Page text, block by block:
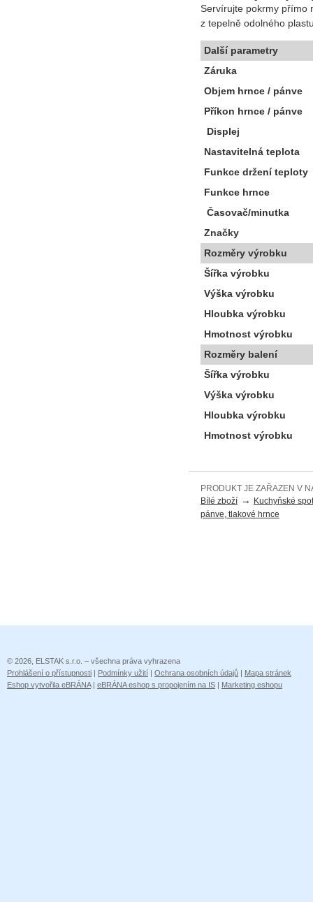
Servírujte pokrmy přímo
z tepelně odolného
Další parametry
Záruka
Objem hrnce / pánve
Příkon hrnce / pánve
Displej
Nastavitelná teplota
Funkce držení teploty
Funkce hrnce
Časovač/minutka
Značky
Rozměry výrobku
Šířka výrobku
Výška výrobku
Hloubka výrobku
Hmotnost výrobku
Rozměry balení
Šířka výrobku
Výška výrobku
Hloubka výrobku
Hmotnost výrobku
PRODUKT JE ZAŘAZEN V
Bílé zboží → Kuchyňské
pánve, tlakové hrnce
© 2026, ELSTAK s.r.o. – všechna práva vyhrazena
Prohlášení o přístupnosti
Podmínky užití Ochrana osobních údajů
Mapa stránek
Eshop vytvořila eBRÁNA| eBRÁNA eshop s propojením na IS Marketing eshopu